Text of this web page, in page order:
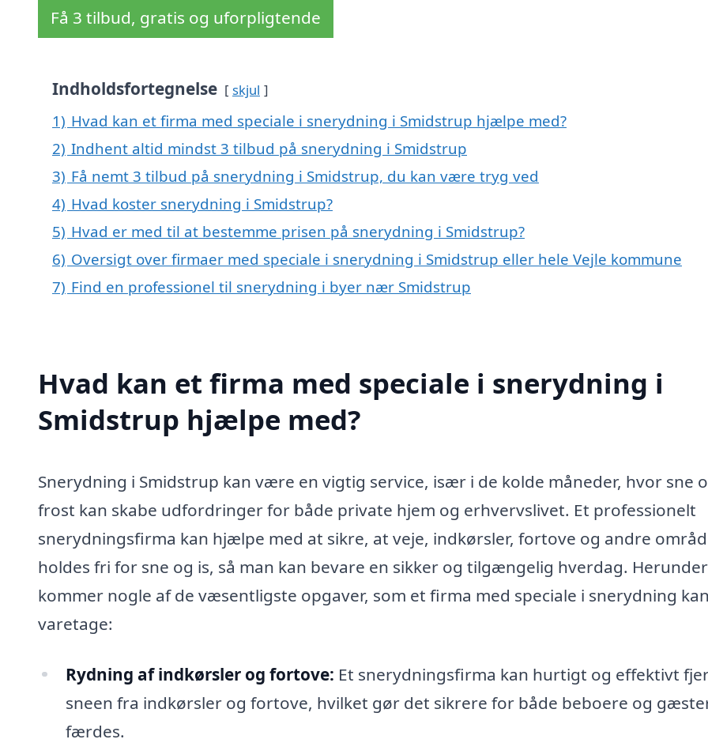
Få 3 tilbud, gratis og uforpligtende
Indholdsfortegnelse skjul
1) Hvad kan et firma med speciale i snerydning i Smidstrup hjælpe med?
2) Indhent altid mindst 3 tilbud på snerydning i Smidstrup
3) Få nemt 3 tilbud på snerydning i Smidstrup, du kan være tryg ved
4) Hvad koster snerydning i Smidstrup?
5) Hvad er med til at bestemme prisen på snerydning i Smidstrup?
6) Oversigt over firmaer med speciale i snerydning i Smidstrup eller hele Vejle kommune
7) Find en professionel til snerydning i byer nær Smidstrup
Hvad kan et firma med speciale i snerydning i
Smidstrup hjælpe med?
Snerydning i Smidstrup kan være en vigtig service, især i de kolde måneder, hvor sne
frost kan skabe udfordringer for både private hjem og erhvervslivet. Et professionelt
snerydningsfirma kan hjælpe med at sikre, at veje, indkørsler, fortove og andre
holdes fri for sne og is, så man kan bevare en sikker og tilgængelig hverdag. Herunder
kommer nogle af de væsentligste opgaver, som et firma med speciale i snerydning
varetage:
Rydning af indkørsler og fortove: Et snerydningsfirma kan hurtigt og effektivt
sneen fra indkørsler og fortove, hvilket gør det sikrere for både beboere og
færdes.